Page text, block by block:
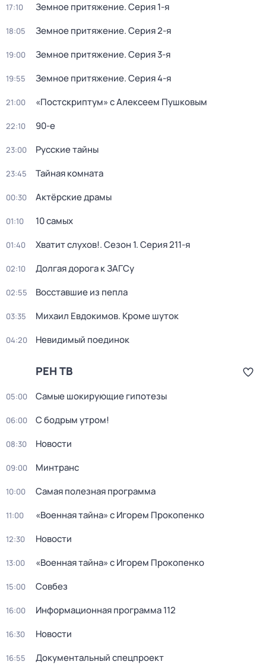
17:10 Земное притяжение. Серия 1-я
18:05 Земное притяжение. Серия 2-я
19:00 Земное притяжение. Серия 3-я
19:55 Земное притяжение. Серия 4-я
21:00 «Постскриптум» с Алексеем Пушковым
22:10 90-е
23:00 Русские тайны
23:45 Тайная комната
00:30 Актёрские драмы
01:10 10 самых
01:40 Хватит слухов!. Сезон 1. Серия 211-я
02:10 Долгая дорога к ЗАГСу
02:55 Восставшие из пепла
03:35 Михаил Евдокимов. Кроме шуток
04:20 Невидимый поединок
РЕН ТВ
05:00 Самые шoкиpующие гипотезы
06:00 С бодрым утром!
08:30 Новости
09:00 Минтранс
10:00 Самая полезная программа
11:00 «Военная тайна» с Игорем Прокопенко
12:30 Новости
13:00 «Военная тайна» с Игорем Прокопенко
15:00 Совбез
16:00 Информационная программа 112
16:30 Новости
16:55 Документальный спецпроект